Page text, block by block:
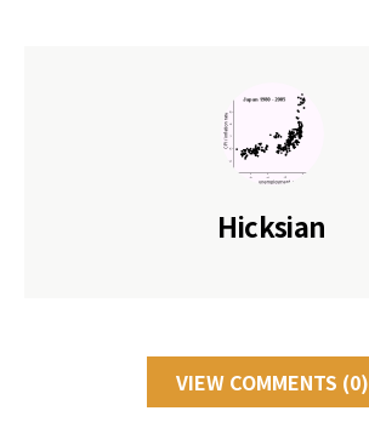
Hicksian
VIEW COMMENTS (0)